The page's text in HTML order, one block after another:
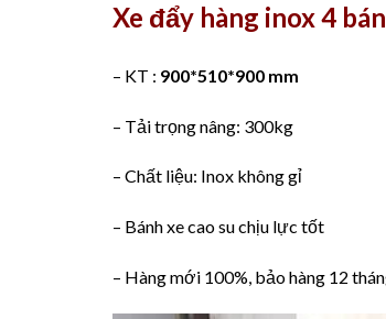
Xe đẩy hàng inox 4
– KT : 900*510*900 mm
– Tải trọng nâng: 300kg
– Chất liệu: Inox không gỉ
– Bánh xe cao su chịu lực tốt
– Hàng mới 100%, bảo hàng 12